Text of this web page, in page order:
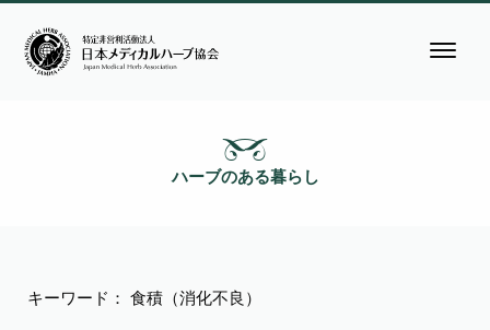
ハーブのある暮らし
キーワード： 食積（消化不良）